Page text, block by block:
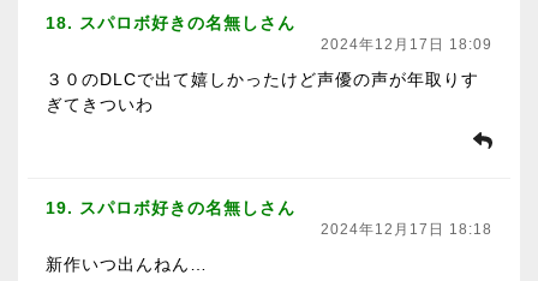
18. スパロボ好きの名無しさん
2024年12月17日 18:09
３０のDLCで出て嬉しかったけど声優の声が年取りす
ぎてきついわ
19. スパロボ好きの名無しさん
2024年12月17日 18:18
新作いつ出んねん…